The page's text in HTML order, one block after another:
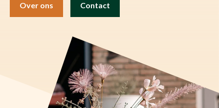
Over ons Contact